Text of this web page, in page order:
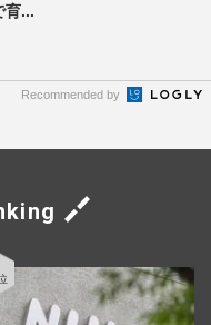
育...
Recommended by